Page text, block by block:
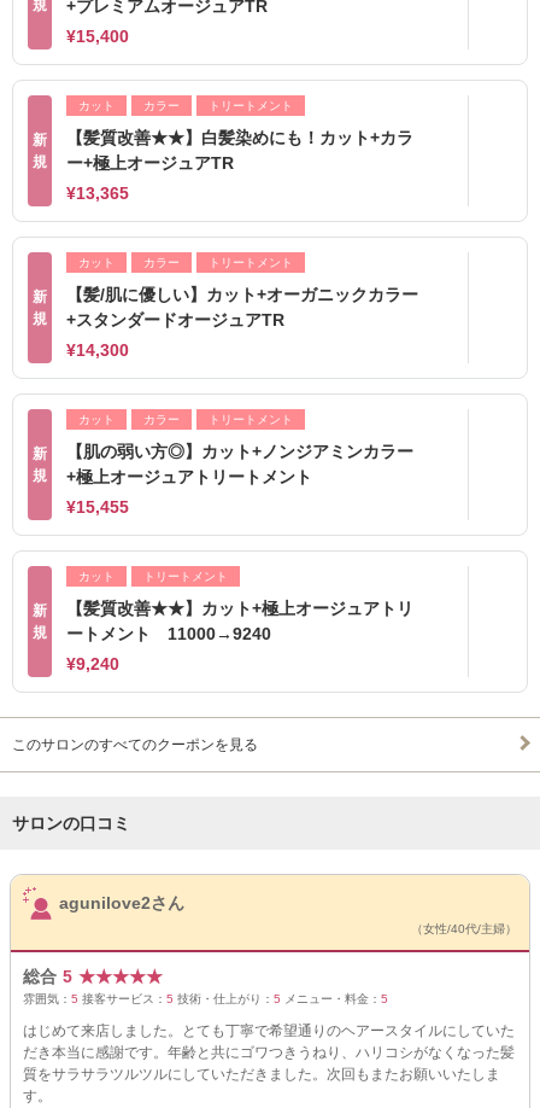
規
+プレミアムオージュアTR
¥15,400
新
規
カット カラー トリートメント
【髪質改善★★】白髪染めにも！カット+カラ
ー+極上オージュアTR
¥13,365
新
規
カット カラー トリートメント
【髪/肌に優しい】カット+オーガニックカラー
+スタンダードオージュアTR
¥14,300
新
規
カット カラー トリートメント
【肌の弱い方◎】カット+ノンジアミンカラー
+極上オージュアトリートメント
¥15,455
新
規
カット トリートメント
【髪質改善★★】カット+極上オージュアトリ
ートメント 11000→9240
¥9,240
このサロンのすべてのクーポンを見る
サロンの口コミ
サロンPick Up
agunilove2さん
（女性/40代/主婦）
総合 5 ★★★★★
雰囲気： 5 接客サービス： 5 技術・仕上がり： 5 メニュー・料金： 5
はじめて来店しました。とても丁寧で希望通りのヘアースタイルにしていた
だき本当に感謝です。年齢と共にゴワつきうねり、ハリコシがなくなった髪
質をサラサラツルツルにしていただきました。次回もまたお願いいたしま
す。